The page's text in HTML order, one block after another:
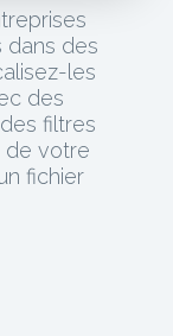
dans des
les
des
filtres
de votre
fichier